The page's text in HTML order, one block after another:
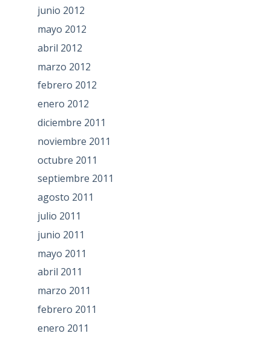
junio 2012
mayo 2012
abril 2012
marzo 2012
febrero 2012
enero 2012
diciembre 2011
noviembre 2011
octubre 2011
septiembre 2011
agosto 2011
julio 2011
junio 2011
mayo 2011
abril 2011
marzo 2011
febrero 2011
enero 2011